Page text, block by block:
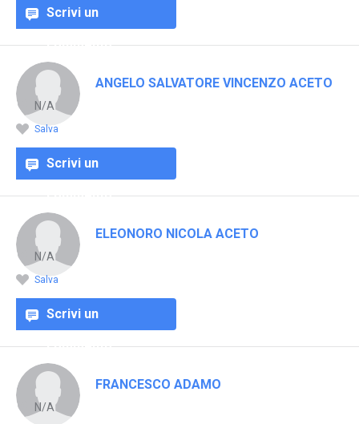
Scrivi un
commento
ANGELO SALVATORE VINCENZO ACETO
N/A
Salva
Scrivi un
commento
ELEONORO NICOLA ACETO
N/A
Salva
Scrivi un
commento
FRANCESCO ADAMO
N/A